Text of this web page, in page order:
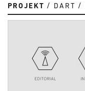
PROJEKT DART